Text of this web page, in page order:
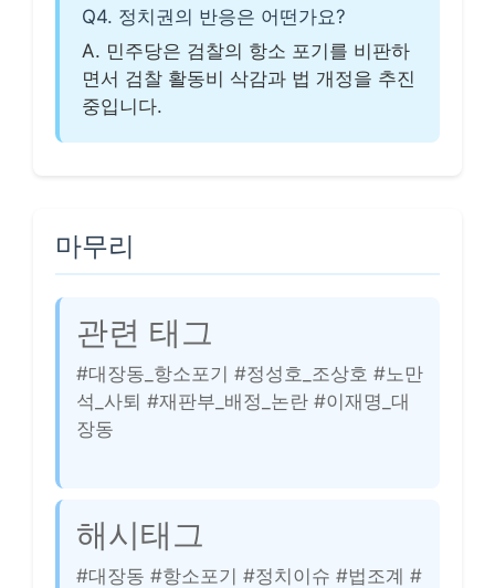
Q4. 정치권의 반응은 어떤가요?
A. 민주당은 검찰의 항소 포기를 비판하
면서 검찰 활동비 삭감과 법 개정을 추진
중입니다.
마무리
관련 태그
#대장동_항소포기 #정성호_조상호 #노만
석_사퇴 #재판부_배정_논란 #이재명_대
장동
해시태그
#대장동 #항소포기 #정치이슈 #법조계 #